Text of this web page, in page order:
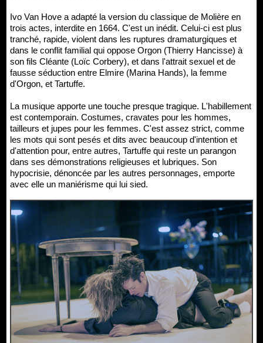
Ivo Van Hove a adapté la version du classique de Molière en
trois actes, interdite en 1664. C'est un inédit. Celui-ci est plus
tranché, rapide, violent dans les ruptures dramaturgiques et
dans le conflit familial qui oppose Orgon (Thierry Hancisse) à
son fils Cléante (Loïc Corbery), et dans l'attrait sexuel et de
fausse séduction entre Elmire (Marina Hands), la femme
d'Orgon, et Tartuffe.
La musique apporte une touche presque tragique. L'habillement
est contemporain. Costumes, cravates pour les hommes,
tailleurs et jupes pour les femmes. C'est assez strict, comme
les mots qui sont pesés et dits avec beaucoup d'intention et
d'attention pour, entre autres, Tartuffe qui reste un parangon
dans ses démonstrations religieuses et lubriques. Son
hypocrisie, dénoncée par les autres personnages, emporte
avec elle un maniérisme qui lui sied.